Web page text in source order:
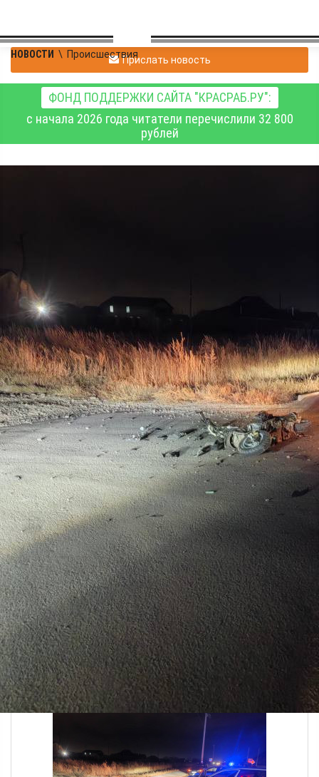
НОВОСТИ \ ПроисшествияПрислать новость
ФОНД ПОДДЕРЖКИ САЙТА "КРАСРАБ.РУ":
с начала 2026 года читатели перечислили 32 800
рублей
Происшествия
01.12.2025 10:36627